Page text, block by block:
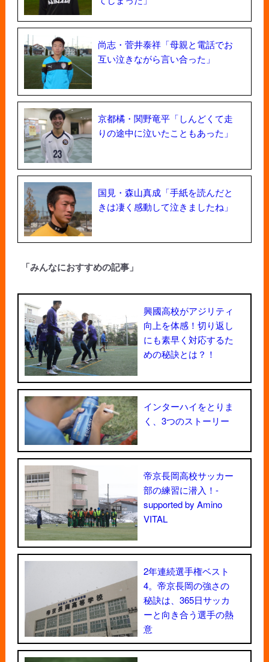
尚志・菅井泰祥「母親と電話でお
互い泣きながら言い合った」
京都橘・関野竜平「しんどくて走
りの途中に泣いたこともあった」
国見・森山真成「手紙を読んだと
きは凄く感動して泣きましたね」
「みんなにおすすめの記事」
興國高校がアジリティ
向上を体感！切り返し
にも素早く対応するた
めの秘訣とは？！
インターハイをとりま
く、3つのストーリー
帝京長岡高校サッカー
部の練習に潜入！-
supported by Amino
VITAL
2年連続選手権ベスト
4。帝京長岡の強さの
秘訣は、365日サッカ
ーと向き合う選手の熱
意